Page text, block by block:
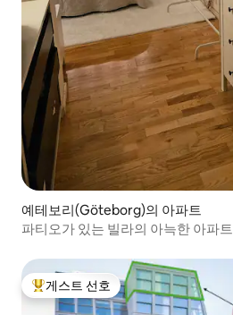
예테보리(Göteborg)의 아파트
파티오가 있는 빌라의 아늑한 아파트
상위 게스트 선호
게스트 선호